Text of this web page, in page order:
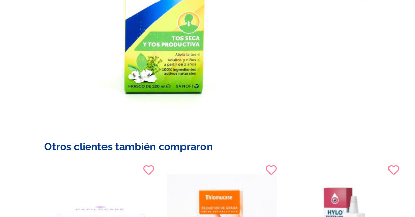
Otros clientes también compraron